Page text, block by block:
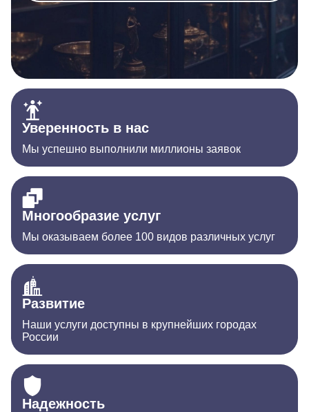
Уверенность в нас
Мы успешно выполнили миллионы заявок
Многообразие услуг
Мы оказываем более 100 видов различных услуг
Развитие
Наши услуги доступны в крупнейших городах
России
Надежность